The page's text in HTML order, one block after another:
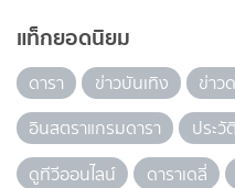
แท็กยอดนิยม
ดารา ข่าวบันเทิง ข่าว
อินสตราแกรมดารา
ประวั
ดูทีวีออนไลน์
ดาราเดลี่